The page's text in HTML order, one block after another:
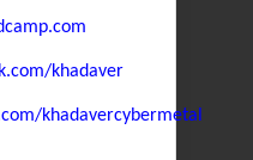
khadaver
khadavercybermetal